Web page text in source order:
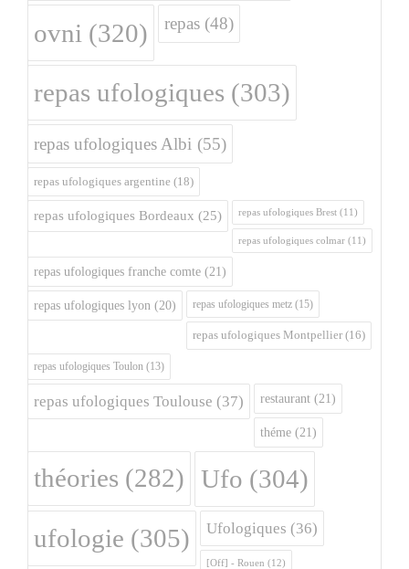
ovni (320) repas (48)
repas ufologiques (303)
repas ufologiques Albi (55)
repas ufologiques argentine (18)
repas ufologiques Bordeaux (25) repas ufologiques Brest (11)
repas ufologiques colmar (11)
repas ufologiques franche comte (21)
repas ufologiques lyon (20) repas ufologiques metz (15)
repas ufologiques Montpellier (16)
repas ufologiques Toulon (13)
repas ufologiques Toulouse (37) restaurant (21)
théme (21)
théories (282) Ufo (304)
ufologie (305) Ufologiques (36)
[Off] - Rouen (12)